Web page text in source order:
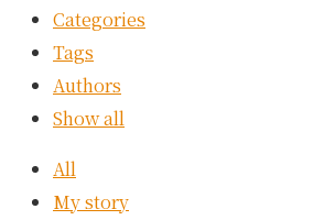
Categories
Tags
Authors
Show all
All
My story